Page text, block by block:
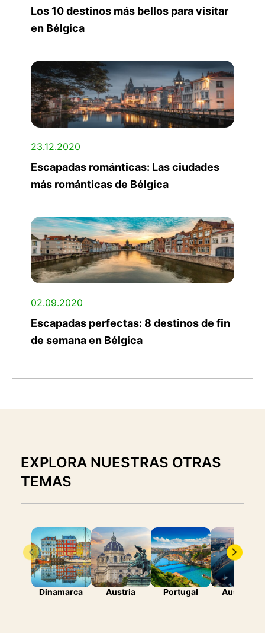
Los 10 destinos más bellos para visitar
en Bélgica
23.12.2020
Escapadas románticas: Las ciudades
más románticas de Bélgica
02.09.2020
Escapadas perfectas: 8 destinos de fin
de semana en Bélgica
EXPLORA NUESTRAS OTRAS
TEMAS
Dinamarca Austria Portugal Australia